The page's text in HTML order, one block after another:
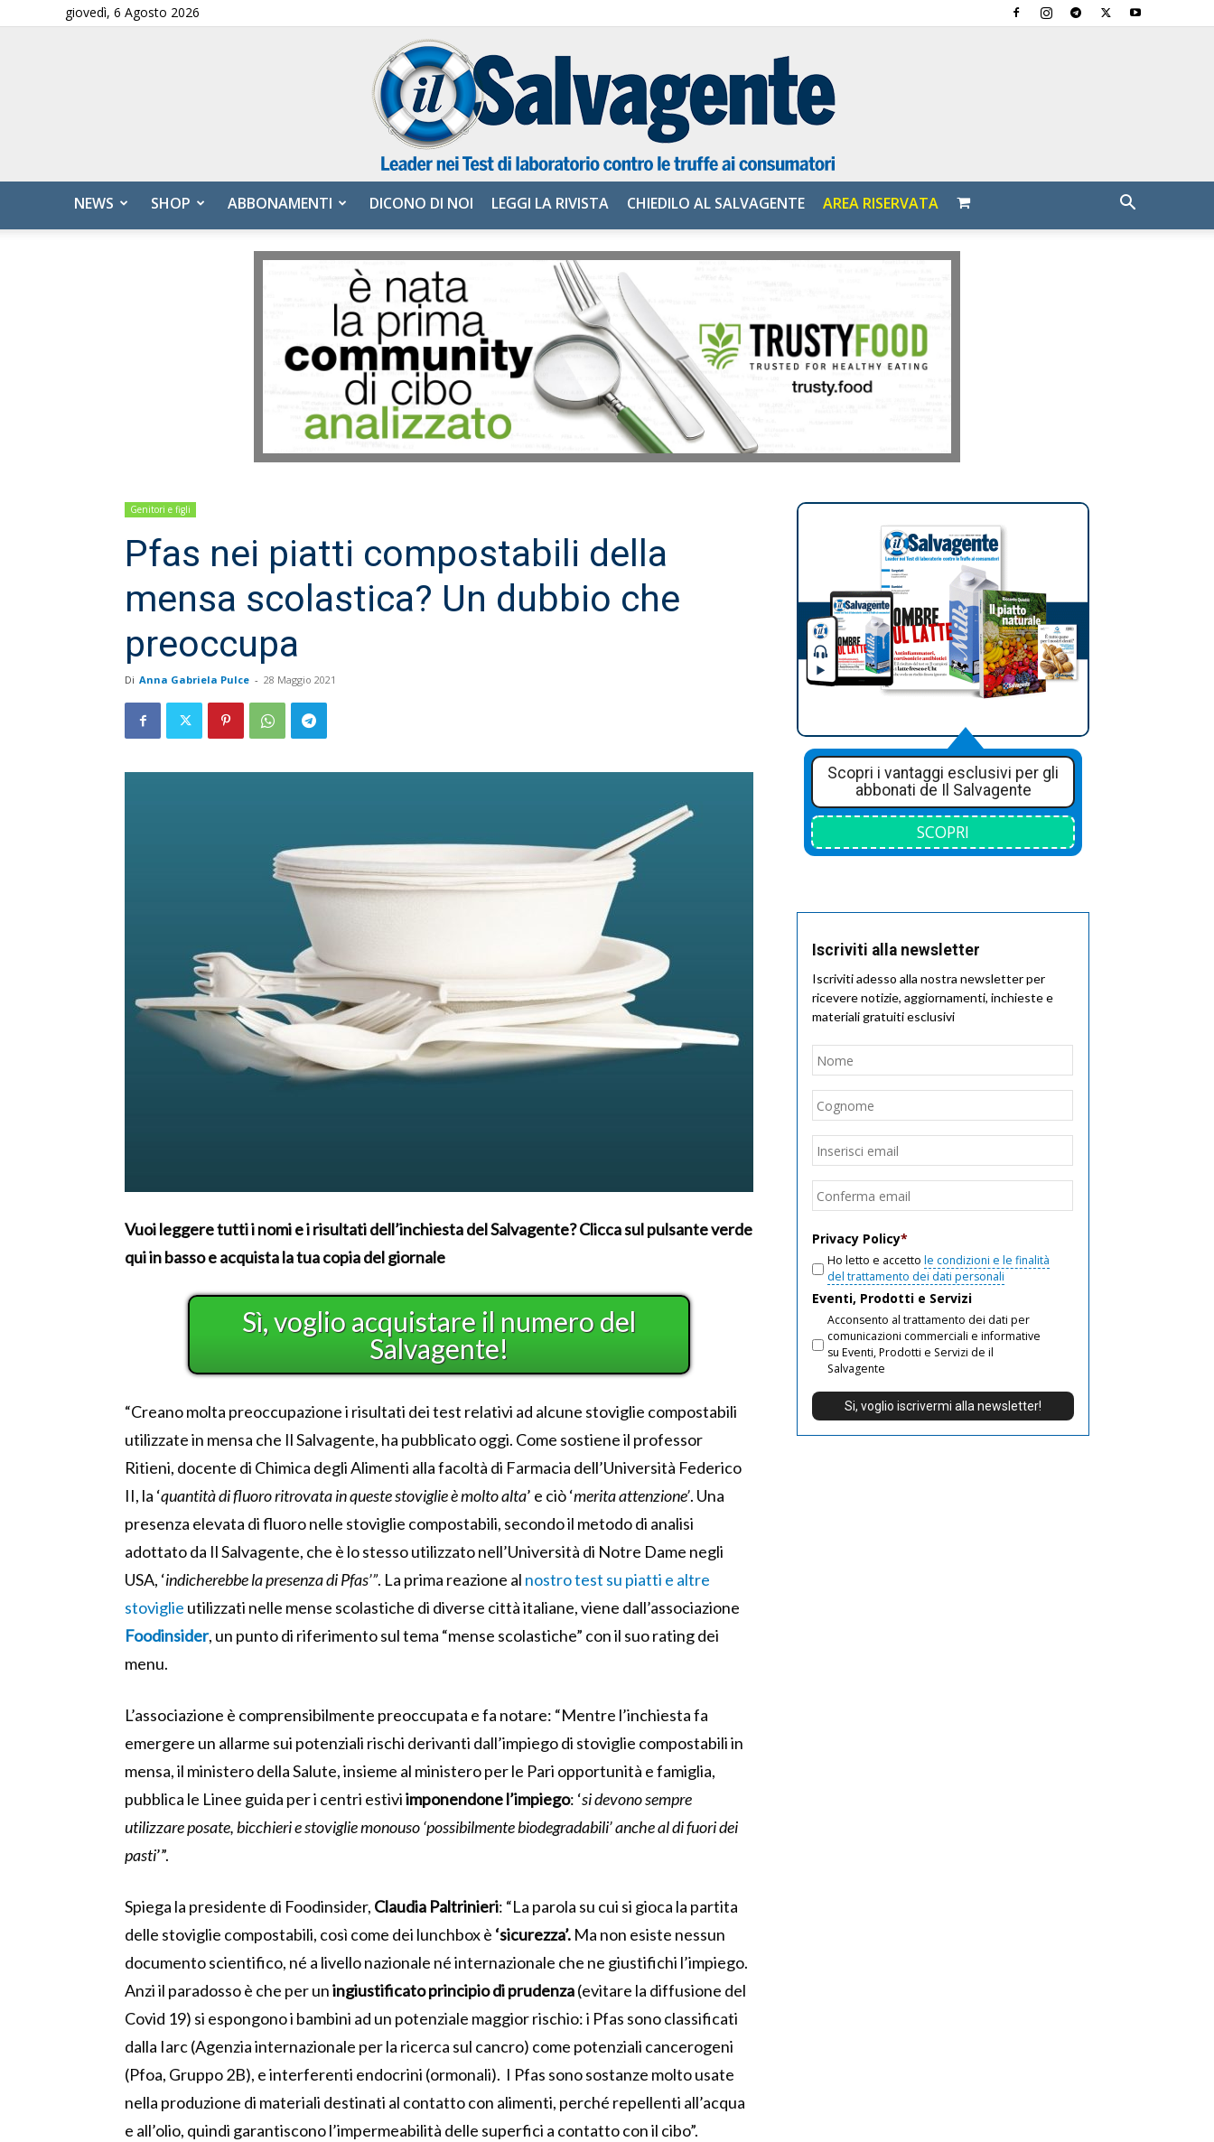
giovedì, 6 Agosto 2026
Salvagente
NEWS SHOP ABBONAMENTI DICONO DI NOI LEGGI LA RIVISTA CHIEDILO AL SALVAGENTE AREA RISERVATA
Genitori e figli
Pfas nei piatti compostabili della
mensa scolastica? Un dubbio che
preoccupa
Di Anna Gabriela Pulce - 28 Maggio 2021
Vuoi leggere tutti i nomi e i risultati dell’inchiesta del Salvagente? Clicca sul pulsante verde
qui in basso e acquista la tua copia del giornale
Sì, voglio acquistare il numero del
Salvagente!
“Creano molta preoccupazione i risultati dei test relativi ad alcune stoviglie compostabili
utilizzate in mensa che Il Salvagente, ha pubblicato oggi. Come sostiene il professor
Ritieni, docente di Chimica degli Alimenti alla facoltà di Farmacia dell’Università Federico
II, la ‘quantità di fluoro ritrovata in queste stoviglie è molto alta’ e ciò ‘merita attenzione’. Una
presenza elevata di fluoro nelle stoviglie compostabili, secondo il metodo di analisi
adottato da Il Salvagente, che è lo stesso utilizzato nell’Università di Notre Dame negli
USA, ‘indicherebbe la presenza di Pfas’”. La prima reazione al nostro test su piatti e altre
stoviglie utilizzati nelle mense scolastiche di diverse città italiane, viene dall’associazione
Foodinsider, un punto di riferimento sul tema “mense scolastiche” con il suo rating dei
menu.
L’associazione è comprensibilmente preoccupata e fa notare: “Mentre l’inchiesta fa
emergere un allarme sui potenziali rischi derivanti dall’impiego di stoviglie compostabili in
mensa, il ministero della Salute, insieme al ministero per le Pari opportunità e famiglia,
pubblica le Linee guida per i centri estiviimponendone l’impiego: ‘si devono sempre
utilizzare posate, bicchieri e stoviglie monouso ‘possibilmente biodegradabili’ anche al di fuori dei
pasti’”.
Spiega la presidente di Foodinsider, Claudia Paltrinieri: “La parola su cui si gioca la partita
delle stoviglie compostabili, così come dei lunchbox è ‘sicurezza’. Ma non esiste nessun
documento scientifico, né a livello nazionale né internazionale che ne giustifichi l’impiego.
Anzi il paradosso è che per uningiustificato principio di prudenza(evitare la diffusione del
Covid 19) si espongono i bambini ad un potenziale maggior rischio: i Pfas sono classificati
dalla Iarc (Agenzia internazionale per la ricerca sul cancro) come potenziali cancerogeni
(Pfoa, Gruppo 2B), e interferenti endocrini (ormonali). I Pfas sono sostanze molto usate
nella produzione di materiali destinati al contatto con alimenti, perché repellenti all’acqua
e all’olio, quindi garantiscono l’impermeabilità delle superfici a contatto con il cibo”.
Scopri i vantaggi esclusivi per gli
abbonati de Il Salvagente
SCOPRI
Iscriviti alla newsletter
Iscriviti adesso alla nostra newsletter per
ricevere notizie, aggiornamenti, inchieste e
materiali gratuiti esclusivi
Nome
Email
Privacy Policy*
Ho letto e accetto le condizioni e le finalità
del trattamento dei dati personali
Eventi, Prodotti e Servizi
Acconsento al trattamento dei dati per
comunicazioni commerciali e informative
su Eventi, Prodotti e Servizi de il
Salvagente